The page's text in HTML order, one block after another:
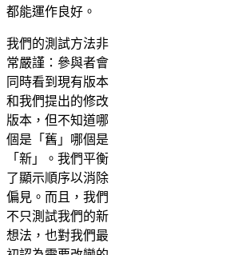
都能運作良好。
我們的測試方法非
常嚴謹：參與者會
同時看到現有版本
和我們提出的修改
版本，但不知道哪
個是「舊」哪個是
「新」。我們平衡
了顯示順序以消除
偏見。而且，我們
不只測試我們的新
想法，也對我們最